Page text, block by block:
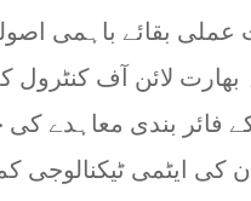
بقائے باہمی
بھارت لائن آف
ہے اور یہ عمل دونوں ممالک کے درمیان
کی ایٹمی ٹیکنالوجی